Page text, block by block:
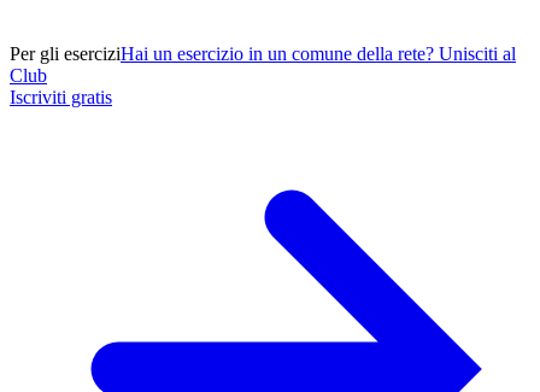
Per gli eserciziHai un esercizio in un comune della rete? Unisciti al
Club
Iscriviti gratis